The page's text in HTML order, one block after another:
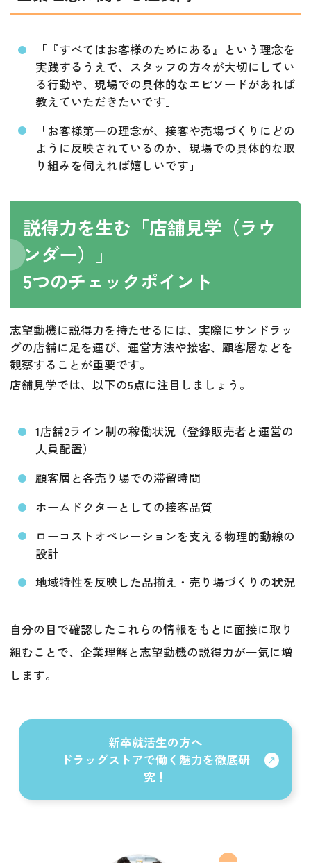
「『すべてはお客様のためにある』という理念を
実践するうえで、スタッフの方々が大切にしてい
る行動や、現場での具体的なエピソードがあれば
教えていただきたいです」
「お客様第一の理念が、接客や売場づくりにどの
ように反映されているのか、現場での具体的な取
り組みを伺えれば嬉しいです」
説得力を生む「店舗見学（ラウ
ンダー）」
5つのチェックポイント
志望動機に説得力を持たせるには、実際にサンドラッ
グの店舗に足を運び、運営方法や接客、顧客層などを
観察することが重要です。
店舗見学では、以下の5点に注目しましょう。
1店舗2ライン制の稼働状況（登録販売者と運営の
人員配置）
顧客層と各売り場での滞留時間
ホームドクターとしての接客品質
ローコストオペレーションを支える物理的動線の
設計
地域特性を反映した品揃え・売り場づくりの状況
自分の目で確認したこれらの情報をもとに面接に取り
組むことで、企業理解と志望動機の説得力が一気に増
します。
新卒就活生の方へ
ドラッグストアで働く魅力を徹底研
究！